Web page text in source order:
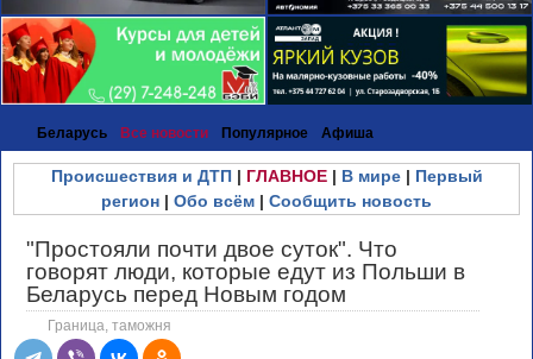
Беларусь Все новости Популярное Афиша
Происшествия и ДТП| ГЛАВНОЕ| В мире| Первый
регион | Обо всём | Сообщить новость
"Простояли почти двое суток". Что
говорят люди, которые едут из Польши в
Беларусь перед Новым годом
Граница, таможня